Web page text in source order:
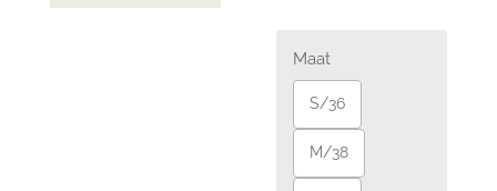
Maat
S/36
M/38